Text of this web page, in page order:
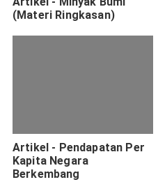
(Materi Ringkasan)
Artikel - Pendapatan Per
Kapita Negara
Berkembang